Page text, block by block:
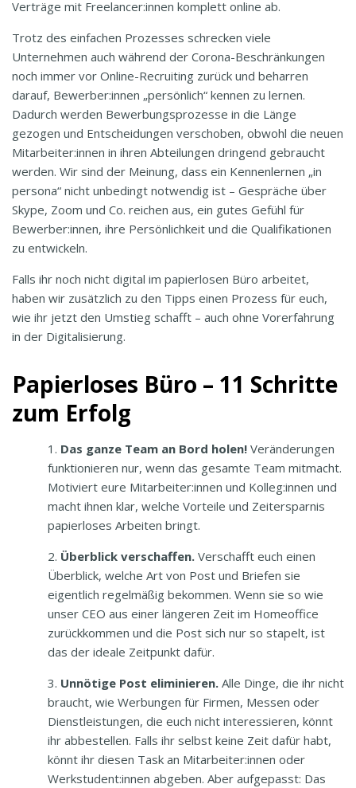
Verträge mit Freelancer:innen komplett online ab.
Trotz des einfachen Prozesses schrecken viele
Unternehmen auch während der Corona-Beschränkungen
noch immer vor Online-Recruiting zurück und beharren
darauf, Bewerber:innen „persönlich“ kennen zu lernen.
Dadurch werden Bewerbungsprozesse in die Länge
gezogen und Entscheidungen verschoben, obwohl die neuen
Mitarbeiter:innen in ihren Abteilungen dringend gebraucht
werden. Wir sind der Meinung, dass ein Kennenlernen „in
persona“ nicht unbedingt notwendig ist – Gespräche über
Skype, Zoom und Co. reichen aus, ein gutes Gefühl für
Bewerber:innen, ihre Persönlichkeit und die Qualifikationen
zu entwickeln.
Falls ihr noch nicht digital im papierlosen Büro arbeitet,
haben wir zusätzlich zu den Tipps einen Prozess für euch,
wie ihr jetzt den Umstieg schafft – auch ohne Vorerfahrung
in der Digitalisierung.
Papierloses Büro – 11 Schritte
zum Erfolg
Das ganze Team an Bord holen! Veränderungen
funktionieren nur, wenn das gesamte Team mitmacht.
Motiviert eure Mitarbeiter:innen und Kolleg:innen und
macht ihnen klar, welche Vorteile und Zeitersparnis
papierloses Arbeiten bringt.
Überblick verschaffen. Verschafft euch einen
Überblick, welche Art von Post und Briefen sie
eigentlich regelmäßig bekommen. Wenn sie so wie
unser CEO aus einer längeren Zeit im Homeoffice
zurückkommen und die Post sich nur so stapelt, ist
das der ideale Zeitpunkt dafür.
Unnötige Post eliminieren. Alle Dinge, die ihr nicht
braucht, wie Werbungen für Firmen, Messen oder
Dienstleistungen, die euch nicht interessieren, könnt
ihr abbestellen. Falls ihr selbst keine Zeit dafür habt,
könnt ihr diesen Task an Mitarbeiter:innen oder
Werkstudent:innen abgeben. Aber aufgepasst: Das